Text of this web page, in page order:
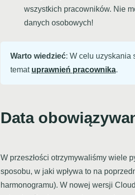
wszystkich pracowników. Nie
danych osobowych!
Warto wiedzieć: W celu uzyskania
temat uprawnień pracownika.
Data
W przeszłości otrzymywaliśmy wiele
sposobu, w jaki wpływa to na
harmonogramu). W nowej wersji